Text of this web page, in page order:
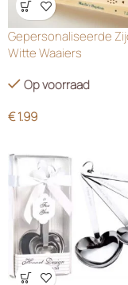
Wensenlijst
Gepersonaliseerde
Witte Waaiers
Op voorraad
€1.99